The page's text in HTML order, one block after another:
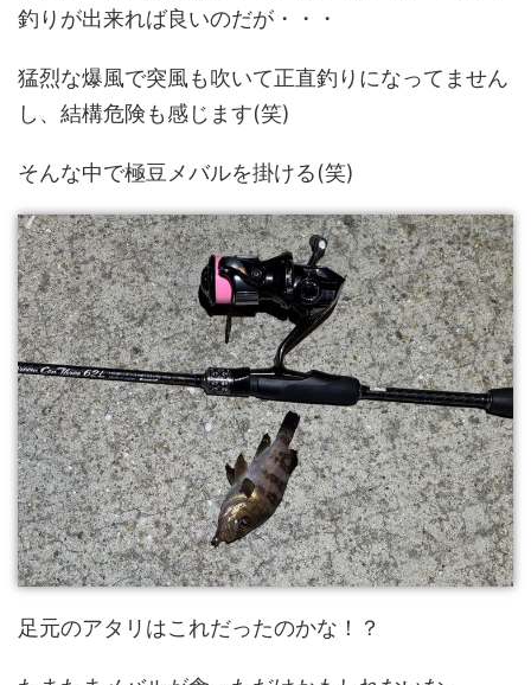
釣りが出来れば良いのだが・・・
猛烈な爆風で突風も吹いて正直釣りになってません
し、結構危険も感じます(笑)
そんな中で極豆メバルを掛ける(笑)
足元のアタリはこれだったのかな！？